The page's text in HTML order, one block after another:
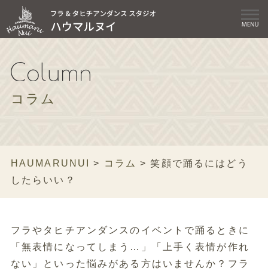
コラム
HAUMARUNUI > コラム >笑顔で踊るにはどう
したらいい？
フラやタヒチアンダンスのイベントで踊るときに
「無表情になってしまう…」「上手く表情が作れ
ない」といった悩みがある方はいませんか？フラ